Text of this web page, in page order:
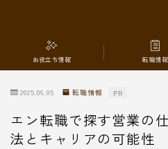
お役立ち情報 転職情報
2025.06.05 転職情報 PR
エン転職で探す営業の
法とキャリアの可能性